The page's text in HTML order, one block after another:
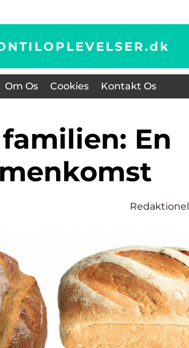
dk
Om Os Cookies Kontakt Os
Redaktionel